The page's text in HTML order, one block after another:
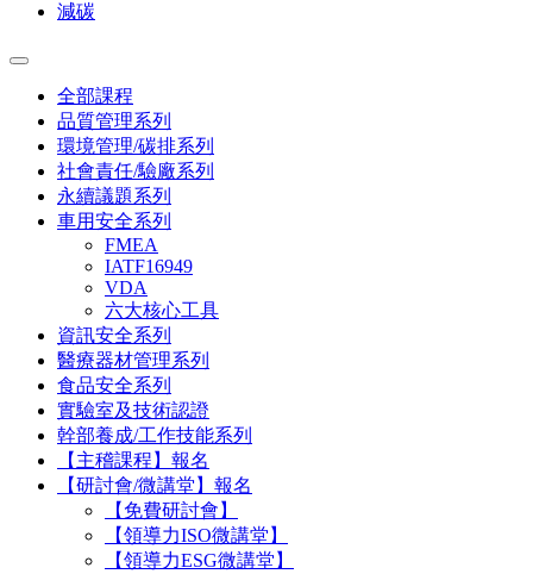
減碳
全部課程
品質管理系列
環境管理/碳排系列
社會責任/驗廠系列
永續議題系列
車用安全系列
FMEA
IATF16949
VDA
六大核心工具
資訊安全系列
醫療器材管理系列
食品安全系列
實驗室及技術認證
幹部養成/工作技能系列
【主稽課程】報名
【研討會/微講堂】報名
【免費研討會】
【領導力ISO微講堂】
【領導力ESG微講堂】